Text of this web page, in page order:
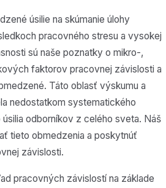
úsilie na skúmanie úlohy
pracovného stresu a vysokej
sú naše poznatky o mikro-,
faktorov pracovnej závislosti a
Táto oblasť výskumu a
nedostatkom systematického
odborníkov z celého sveta. Náš
tieto obmedzenia a poskytnúť
závislosti.
pracovných závislostí na základe